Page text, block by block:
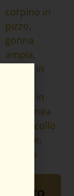
corpino in
pizzo
gonna
ampia
gonna in
gonna in
linea
scollo
a cuore
spacco